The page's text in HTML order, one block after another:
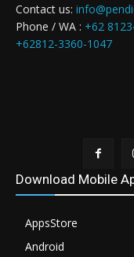
Contact us:
Phone / WA : +62
+62812-3360-1047
Download Mobile
AppsStore
Android